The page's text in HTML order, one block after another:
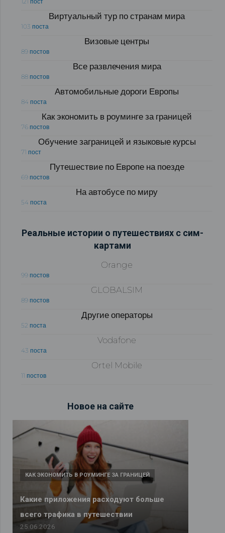
Виртуальный тур по странам мира
103 поста
Визовые центры
89 постов
Все развлечения мира
88 постов
Автомобильные дороги Европы
84 поста
Как экономить в роуминге за границей
76 постов
Обучение заграницей и языковые курсы
71 пост
Путешествие по Европе на поезде
69 постов
На автобусе по миру
54 поста
Реальные истории о путешествиях с сим-
картами
Orange
99 постов
GLOBALSIM
89 постов
Другие операторы
52 поста
Vodafone
43 поста
Ortel Mobile
11 постов
Новое на сайте
Какие приложения расходуют больше
всего трафика в путешествии
КАК ЭКОНОМИТЬ В РОУМИНГЕ ЗА ГРАНИЦЕЙ
25.06.2026